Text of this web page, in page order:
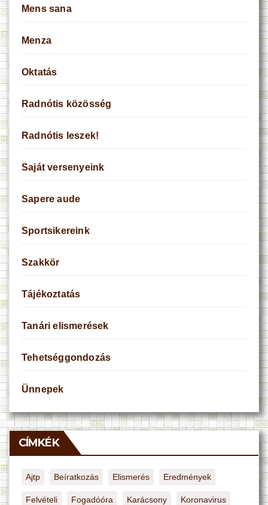
Mens sana
Menza
Oktatás
Radnótis közösség
Radnótis leszek!
Saját versenyeink
Sapere aude
Sportsikereink
Szakkör
Tájékoztatás
Tanári elismerések
Tehetséggondozás
Ünnepek
CÍMKÉK
Ajtp Beíratkozás Elismerés Eredmények
Felvételi Fogadóóra Karácsony Koronavirus